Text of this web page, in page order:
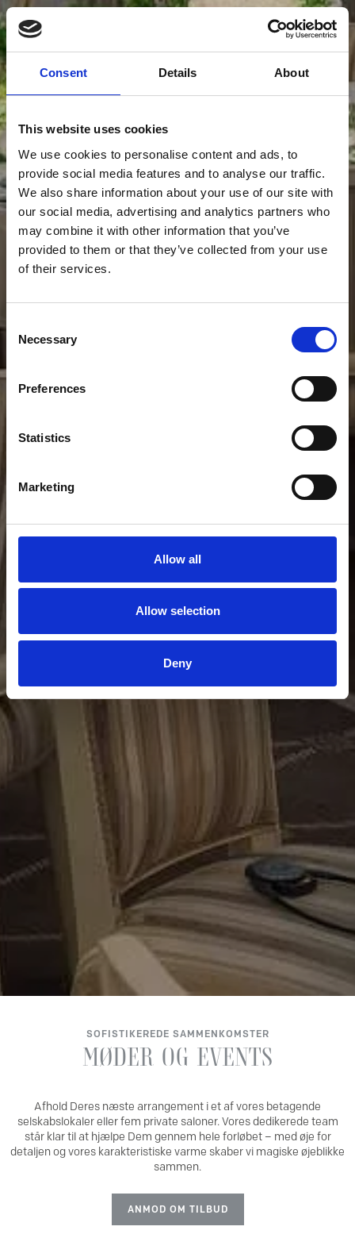
Consent Details About
This website uses cookies
We use cookies to personalise content and ads, to
provide social media features and to analyse our traffic.
We also share information about your use of our site with
our social media, advertising and analytics partners who
may combine it with other information that you’ve
provided to them or that they’ve collected from your use
of their services.
Selection
Necessary
Preferences
Statistics
Marketing
Allow all
Allow selection
Deny
SOFISTIKEREDE SAMMENKOMSTER
MØDER OG EVENTS
Afhold Deres næste arrangement i et af vores betagende
selskabslokaler eller fem private saloner. Vores dedikerede team
står klar til at hjælpe Dem gennem hele forløbet – med øje for
detaljen og vores karakteristiske varme skaber vi magiske øjeblikke
sammen.
ANMOD OM TILBUD